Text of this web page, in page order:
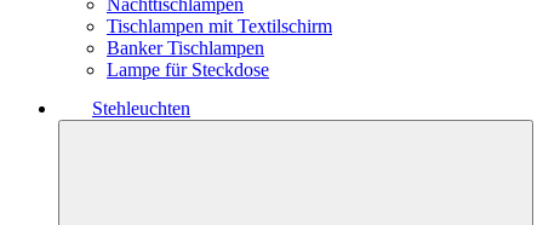
Nachttischlampen
Tischlampen mit Textilschirm
Banker Tischlampen
Lampe für Steckdose
Stehleuchten